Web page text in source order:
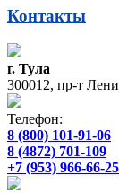
Контакты
г. Тула
300012, пр-т
Телефон:
8 (800) 101-91-06
8 (4872) 701-109
+7 (953) 966-66-25